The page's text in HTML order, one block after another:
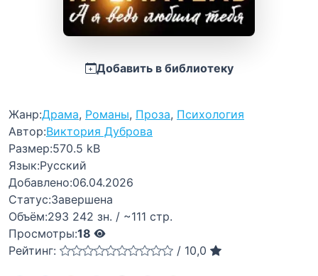
Добавить в библиотеку
Жанр:Драма, Романы, Проза, Психология
Автор:Виктория Дуброва
Размер:570.5 kB
Язык:Русский
Добавлено:06.04.2026
Статус:Завершена
Объём:293 242 зн. / ~111 стр.
Просмотры:18
Рейтинг:
/ 10,0